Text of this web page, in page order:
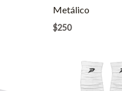
Metálico
$250